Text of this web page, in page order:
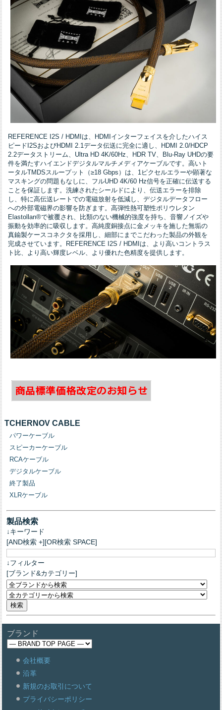
REFERENCE I2S / HDMIは、HDMIインターフェイスを介したハイス
ピードI2SおよびHDMI 2.1データ伝送に完全に適し、HDMI 2.0/HDCP
2.2データストリーム、Ultra HD 4K/60Hz、HDR TV、Blu-Ray UHDの要
件を満たすハイエンドデジタルマルチメディアケーブルです。高いト
ータルTMDSスループット（≥18 Gbps）は、1ピクセルエラーや顕著な
マスキングの問題もなしに、フルUHD 4K/60 Hz信号を正確に伝送する
ことを保証します。洗練されたシールドにより、伝送エラーを排除
し、特に高伝送レートでの電磁放射を低減し、デジタルデータフロー
への外部電磁界の影響を防ぎます。高弾性熱可塑性ポリウレタン
Elastollan®で被覆され、比類のない機械的強度を持ち、音響ノイズや
振動を効率的に吸収します。高純度銅接点に金メッキを施した無垢の
真鍮製ケースコネクタを採用し、細部にまでこだわった製品の外観を
完成させています。REFERENCE I2S / HDMIは、より高いコントラス
ト比、より高い輝度レベル、より優れた色精度を提供します。
TCHERNOV CABLE
パワーケーブル
スピーカーケーブル
RCAケーブル
デジタルケーブル
終了製品
XLRケーブル
製品検索
↓キーワード
[AND検索 +][OR検索 SPACE]
↓フィルター
[ブランド&カテゴリー]
ブランド
会社概要
沿革
新規のお取引について
プライバシーポリシー